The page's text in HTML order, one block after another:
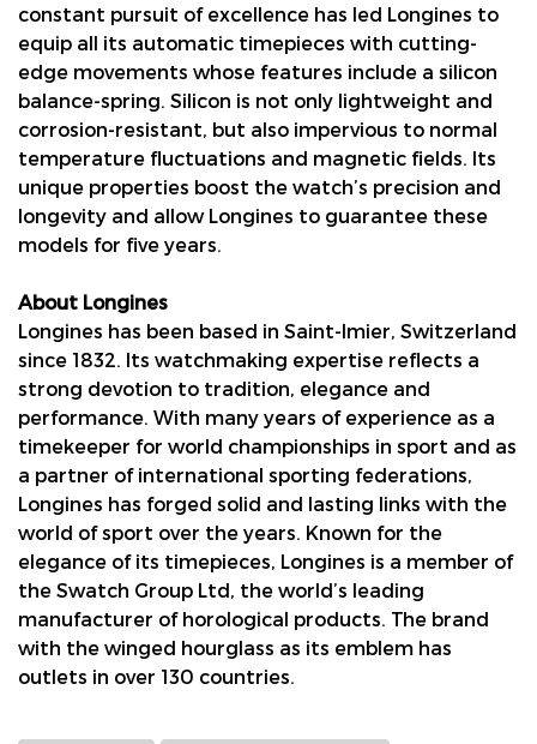
constant pursuit of excellence has led Longines to
equip all its automatic timepieces with cutting-
edge movements whose features include a silicon
balance-spring. Silicon is not only lightweight and
corrosion-resistant, but also impervious to normal
temperature fluctuations and magnetic fields. Its
unique properties boost the watch’s precision and
longevity and allow Longines to guarantee these
models for five years.
About Longines
Longines has been based in Saint-Imier, Switzerland
since 1832. Its watchmaking expertise reflects a
strong devotion to tradition, elegance and
performance. With many years of experience as a
timekeeper for world championships in sport and as
a partner of international sporting federations,
Longines has forged solid and lasting links with the
world of sport over the years. Known for the
elegance of its timepieces, Longines is a member of
the Swatch Group Ltd, the world’s leading
manufacturer of horological products. The brand
with the winged hourglass as its emblem has
outlets in over 130 countries.